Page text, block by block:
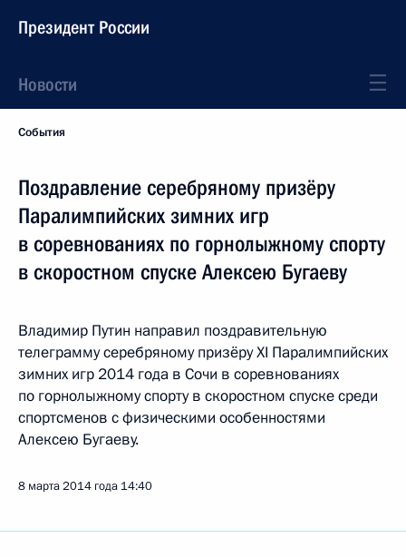
Президент России
Новости
События
Поздравление серебряному призёру
Паралимпийских зимних игр
в соревнованиях по горнолыжному спорту
в скоростном спуске Алексею Бугаеву
Владимир Путин направил поздравительную
телеграмму серебряному призёру XI Паралимпийских
зимних игр 2014 года в Сочи в соревнованиях
по горнолыжному спорту в скоростном спуске среди
спортсменов с физическими особенностями
Алексею Бугаеву.
8 марта 2014 года 14:40